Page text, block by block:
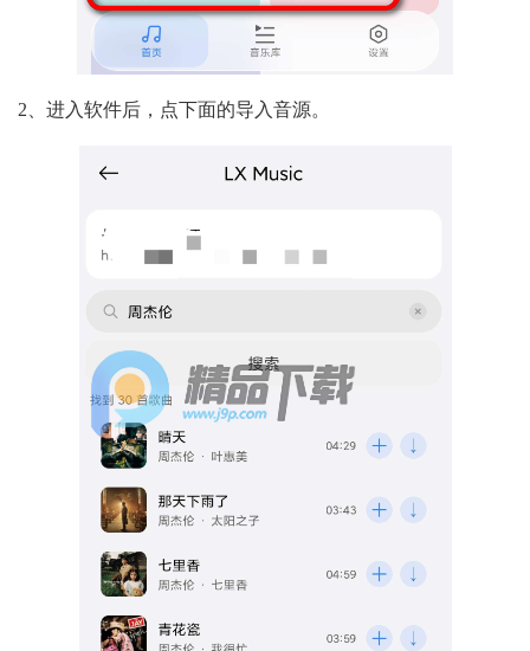
2、进入软件后，点下面的导入音源。